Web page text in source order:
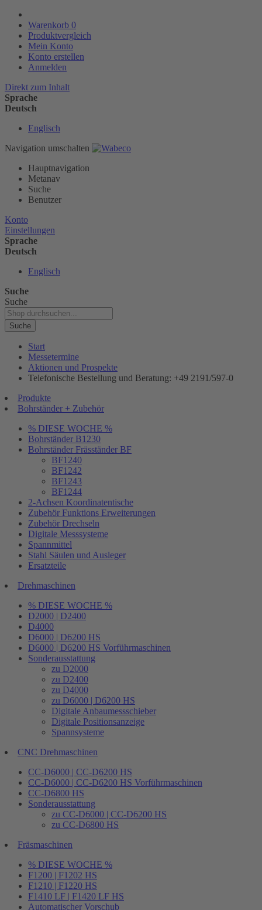
Warenkorb 0
Produktvergleich
Mein Konto
Konto erstellen
Anmelden
Direkt zum Inhalt
Sprache
Deutsch
Englisch
Navigation umschalten
Hauptnavigation
Metanav
Suche
Benutzer
Konto
Einstellungen
Sprache
Deutsch
Englisch
Suche
Suche
Suche
Start
Messetermine
Aktionen und Prospekte
Telefonische Bestellung und Beratung: +49 2191/597-0
Produkte
Bohrständer + Zubehör
% DIESE WOCHE %
Bohrständer B1230
Bohrständer Fräsständer BF
BF1240
BF1242
BF1243
BF1244
2-Achsen Koordinatentische
Zubehör Funktions Erweiterungen
Zubehör Drechseln
Digitale Messsysteme
Spannmittel
Stahl Säulen und Ausleger
Ersatzteile
Drehmaschinen
% DIESE WOCHE %
D2000 | D2400
D4000
D6000 | D6200 HS
D6000 | D6200 HS Vorführmaschinen
Sonderausstattung
zu D2000
zu D2400
zu D4000
zu D6000 | D6200 HS
Digitale Anbaumessschieber
Digitale Positionsanzeige
Spannsysteme
CNC Drehmaschinen
CC-D6000 | CC-D6200 HS
CC-D6000 | CC-D6200 HS Vorführmaschinen
CC-D6800 HS
Sonderausstattung
zu CC-D6000 | CC-D6200 HS
zu CC-D6800 HS
Fräsmaschinen
% DIESE WOCHE %
F1200 | F1202 HS
F1210 | F1220 HS
F1410 LF | F1420 LF HS
Automatischer Vorschub